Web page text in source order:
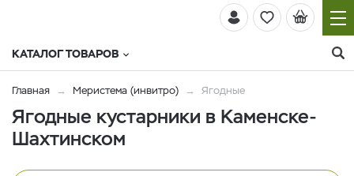
КАТАЛОГ ТОВАРОВ
Главная Меристема (инвитро) Ягодные
Ягодные кустарники в Каменске-
Шахтинском